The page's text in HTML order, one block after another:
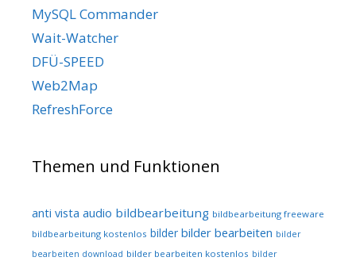
MySQL Commander
Wait-Watcher
DFÜ-SPEED
Web2Map
RefreshForce
Themen und Funktionen
anti vista audio bildbearbeitung bildbearbeitung freeware
bildbearbeitung kostenlos bilder bilder bearbeiten bilder
bearbeiten download bilder bearbeiten kostenlos bilder